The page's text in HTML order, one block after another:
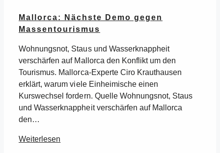
Mallorca: Nächste Demo gegen
Massentourismus
Wohnungsnot, Staus und Wasserknappheit
verschärfen auf Mallorca den Konflikt um den
Tourismus. Mallorca-Experte Ciro Krauthausen
erklärt, warum viele Einheimische einen
Kurswechsel fordern. Quelle Wohnungsnot, Staus
und Wasserknappheit verschärfen auf Mallorca
den…
Weiterlesen